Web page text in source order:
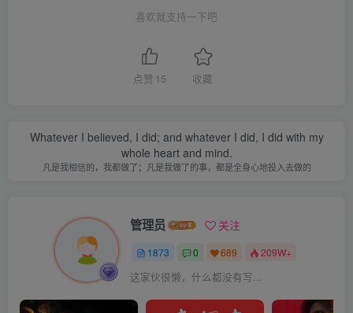
喜欢就支持一下吧
点赞 15 收藏
Whatever I believed, I did; and whatever I did, I did with my
whole heart and mind.
凡是我相信的，我都做了；凡是我做了的事，都是全身心地投入去做的
管理员 关注
1873 0 689 209W+
这家伙很懒，什么都没有写...